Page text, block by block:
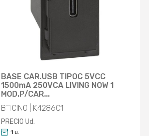
BASE CAR.USB TIPOC 5VCC
1500mA 250VCA LIVING NOW 1
MOD.P/CAR...
BTICINO | K4286C1
PRECIO Ud.
1 u.